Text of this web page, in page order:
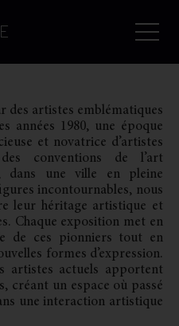
des artistes emblématiques
années 1980, une époque
et novatrice d’artistes
conventions de l’art
dans une ville en pleine
incontournables, nous
leur héritage artistique et
Chaque exposition met en
de ces pionniers tout en
formes d’expression.
artistes actuels apportent
créant un espace où passé
une interaction artistique